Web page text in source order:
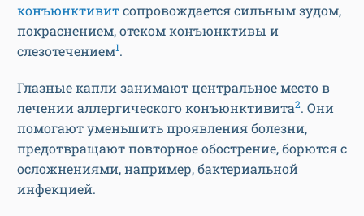
конъюнктивитсопровождается сильным зудом,
покраснением, отеком конъюнктивы и
слезотечением1.
Глазные капли занимают центральное место в
лечении аллергического конъюнктивита2. Они
помогают уменьшить проявления болезни,
предотвращают повторное обострение, борются с
осложнениями, например, бактериальной
инфекцией.